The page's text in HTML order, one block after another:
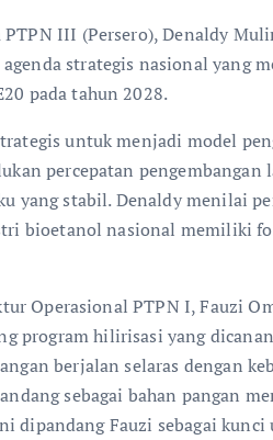
III (Persero), Denaldy
strategis nasional yang
pada tahun 2028.
untuk menjadi model
percepatan pengembangan
yang stabil. Denaldy menilai
bioetanol nasional memiliki
Operasional PTPN I, Fauzi
program hilirisasi yang
berjalan selaras dengan
sebagai bahan pangan
Fauzi sebagai kunci